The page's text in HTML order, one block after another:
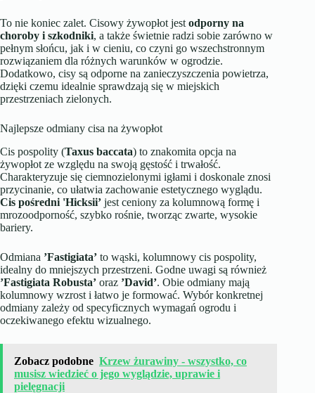
To nie koniec zalet. Cisowy żywopłot jest odporny na
choroby i szkodniki, a także świetnie radzi sobie zarówno w
pełnym słońcu, jak i w cieniu, co czyni go wszechstronnym
rozwiązaniem dla różnych warunków w ogrodzie.
Dodatkowo, cisy są odporne na zanieczyszczenia powietrza,
dzięki czemu idealnie sprawdzają się w miejskich
przestrzeniach zielonych.
Najlepsze odmiany cisa na żywopłot
Cis pospolity (Taxus baccata) to znakomita opcja na
żywopłot ze względu na swoją gęstość i trwałość.
Charakteryzuje się ciemnozielonymi igłami i doskonale znosi
przycinanie, co ułatwia zachowanie estetycznego wyglądu.
Cis pośredni 'Hicksii’ jest ceniony za kolumnową formę i
mrozoodporność, szybko rośnie, tworząc zwarte, wysokie
bariery.
Odmiana ’Fastigiata’ to wąski, kolumnowy cis pospolity,
idealny do mniejszych przestrzeni. Godne uwagi są również
’Fastigiata Robusta’ oraz ’David’. Obie odmiany mają
kolumnowy wzrost i łatwo je formować. Wybór konkretnej
odmiany zależy od specyficznych wymagań ogrodu i
oczekiwanego efektu wizualnego.
Zobacz podobne Krzew żurawiny - wszystko, co
musisz wiedzieć o jego wyglądzie, uprawie i
pielęgnacji